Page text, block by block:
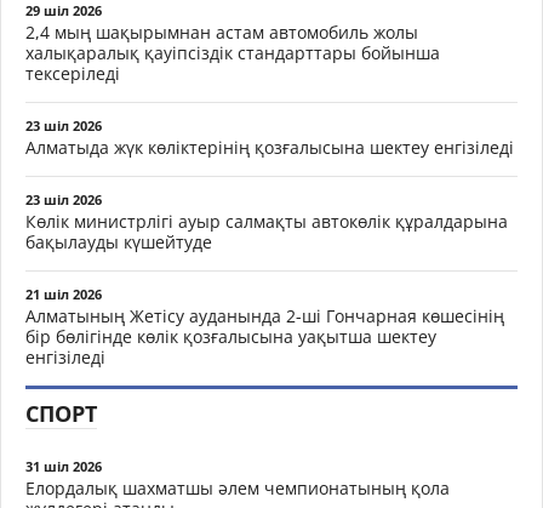
29 шіл 2026
2,4 мың шақырымнан астам автомобиль жолы
халықаралық қауіпсіздік стандарттары бойынша
тексеріледі
23 шіл 2026
Алматыда жүк көліктерінің қозғалысына шектеу енгізіледі
23 шіл 2026
Көлік министрлігі ауыр салмақты автокөлік құралдарына
бақылауды күшейтуде
21 шіл 2026
Алматының Жетісу ауданында 2-ші Гончарная көшесінің
бір бөлігінде көлік қозғалысына уақытша шектеу
енгізіледі
СПОРТ
31 шіл 2026
Елордалық шахматшы әлем чемпионатының қола